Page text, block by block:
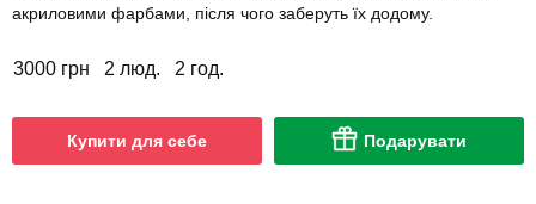
акриловими фарбами, після чого заберуть їх додому.
3000 грн 2 люд. 2 год.
Купити для себе Подарувати